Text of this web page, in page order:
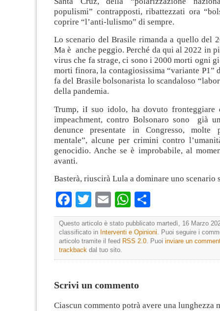
populismi” contrapposti, ribattezzati ora
coprire “l’anti-lulismo” di sempre.
Lo scenario del Brasile rimanda a quello del
Ma è anche peggio. Perché da qui al 2022 in
virus che fa strage, ci sono i 2000 morti ogni
morti finora, la contagiosissima “variante P1”
fa del Brasile bolsonarista lo scandaloso
della pandemia.
Trump, iI suo idolo, ha dovuto fronteggiare
impeachment, contro Bolsonaro sono già
denunce presentate in Congresso, molte
mentale”, alcune per crimini contro
genocidio. Anche se è improbabile, al
avanti.
Basterà, riuscirà Lula a dominare uno scenario
Facebook
TwitterEmailWhatsApp
Questo articolo è stato pubblicato martedì, 16 Marzo
classificato in Interventi e Opinioni. Puoi seguire i
articolo tramite il feed RSS 2.0. Puoi inviare un
trackback dal tuo sito.
Scrivi un commento
Ciascun commento potrà avere una lunghezza